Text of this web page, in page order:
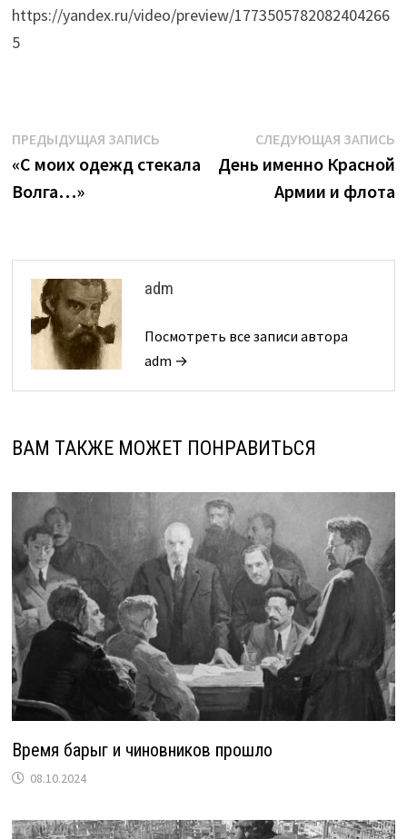
https://yandex.ru/video/preview/1773505782082404266
5
Навигация
по
ПРЕДЫДУЩАЯ ЗАПИСЬПредыдущая
запись:
«С моих одежд стекала
Волга…»
СЛЕДУЮЩАЯ ЗАПИСЬ
День именно Красной
Армии и флота
adm
Посмотреть все записи автора
adm →
ВАМ ТАКЖЕ МОЖЕТ ПОНРАВИТЬСЯ
Время барыг и чиновников прошло
08.10.2024